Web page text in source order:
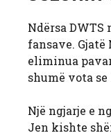
Ndërsa
fansave.
eliminua
shumë vota
Një ngjarje e
Jen kishte